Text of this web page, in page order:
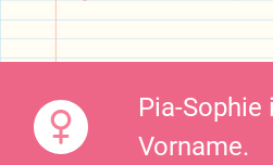
Pia-
Vorname.